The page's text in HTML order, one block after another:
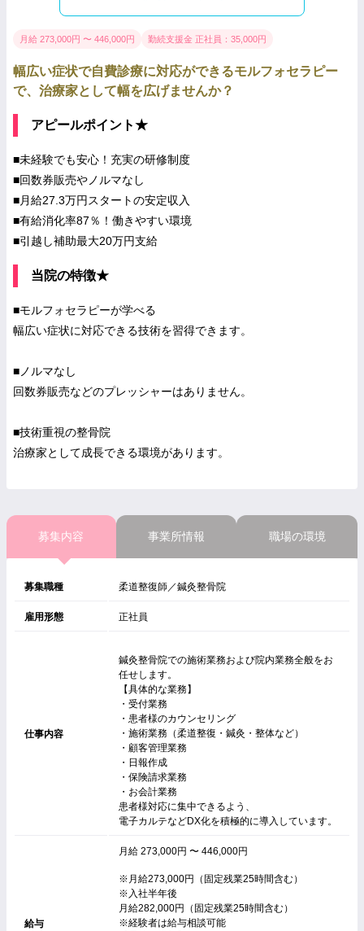
月給 273,000円 〜 446,000円 勤続支援金 正社員：35,000円
幅広い症状で自費診療に対応ができるモルフォセラピー
で、治療家として幅を広げませんか？
アピールポイント★
■未経験でも安心！充実の研修制度
■回数券販売やノルマなし
■月給27.3万円スタートの安定収入
■有給消化率87％！働きやすい環境
■引越し補助最大20万円支給
当院の特徴★
■モルフォセラピーが学べる
幅広い症状に対応できる技術を習得できます。
■ノルマなし
回数券販売などのプレッシャーはありません。
■技術重視の整骨院
治療家として成長できる環境があります。
募集内容 事業所情報 職場の環境
募集職種 柔道整復師／鍼灸整骨院
雇用形態 正社員
仕事内容
鍼灸整骨院での施術業務および院内業務全般をお
任せします。
【具体的な業務】
・受付業務
・患者様のカウンセリング
・施術業務（柔道整復・鍼灸・整体など）
・顧客管理業務
・日報作成
・保険請求業務
・お会計業務
患者様対応に集中できるよう、
電子カルテなどDX化を積極的に導入しています。
給与
月給 273,000円 〜 446,000円
※月給273,000円（固定残業25時間含む）
※入社半年後
月給282,000円（固定残業25時間含む）
※経験者は給与相談可能